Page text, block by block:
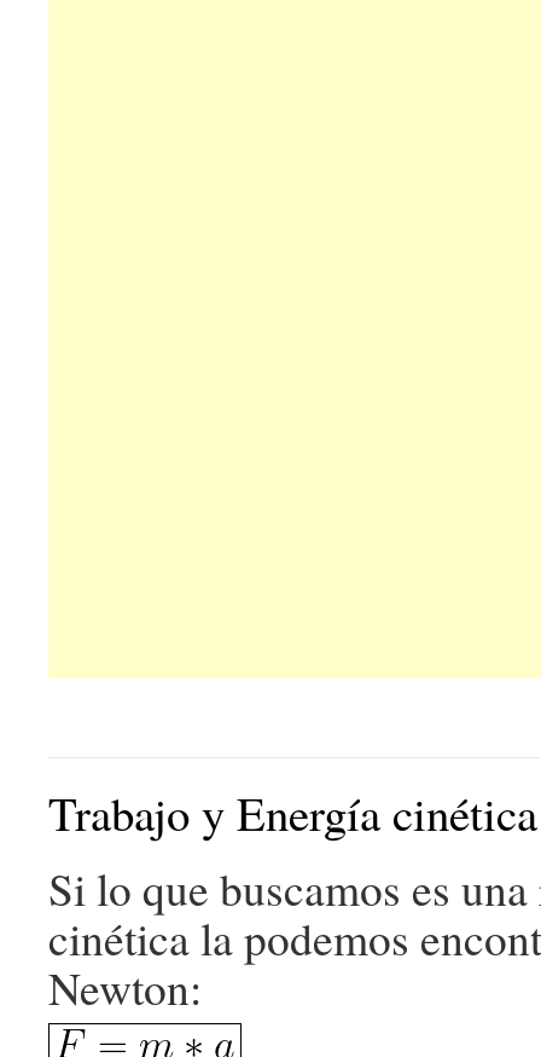
Trabajo y Energía cinética
Si lo que buscamos es
cinética la podemos
Newton: